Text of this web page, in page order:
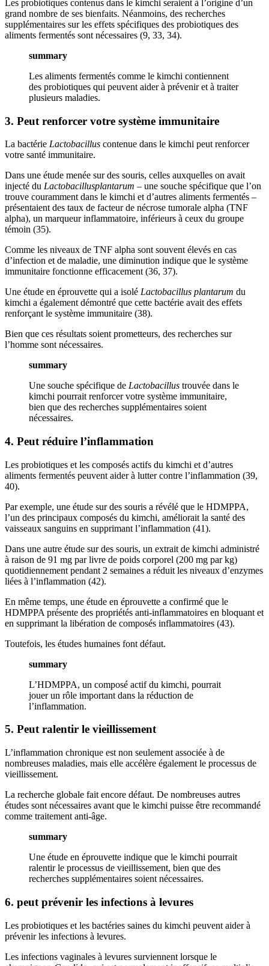
Les probiotiques contenus dans le kimchi seraient à l’origine d’un
grand nombre de ses bienfaits. Néanmoins, des recherches
supplémentaires sur les effets spécifiques des probiotiques des
aliments fermentés sont nécessaires (9, 33, 34).
summary
Les aliments fermentés comme le kimchi contiennent
des probiotiques qui peuvent aider à prévenir et à traiter
plusieurs maladies.
3. Peut renforcer votre système immunitaire
La bactérie Lactobacillus contenue dans le kimchi peut renforcer
votre santé immunitaire.
Dans une étude menée sur des souris, celles auxquelles on avait
injecté du Lactobacillusplantarum – une souche spécifique que l’on
trouve couramment dans le kimchi et d’autres aliments fermentés –
présentaient des taux de facteur de nécrose tumorale alpha (TNF
alpha), un marqueur inflammatoire, inférieurs à ceux du groupe
témoin (35).
Comme les niveaux de TNF alpha sont souvent élevés en cas
d’infection et de maladie, une diminution indique que le système
immunitaire fonctionne efficacement (36, 37).
Une étude en éprouvette qui a isolé Lactobacillus plantarum du
kimchi a également démontré que cette bactérie avait des effets
renforçant le système immunitaire (38).
Bien que ces résultats soient prometteurs, des recherches sur
l’homme sont nécessaires.
summary
Une souche spécifique de Lactobacillus trouvée dans le
kimchi pourrait renforcer votre système immunitaire,
bien que des recherches supplémentaires soient
nécessaires.
4. Peut réduire l’inflammation
Les probiotiques et les composés actifs du kimchi et d’autres
aliments fermentés peuvent aider à lutter contre l’inflammation (39,
40).
Par exemple, une étude sur des souris a révélé que le HDMPPA,
l’un des principaux composés du kimchi, améliorait la santé des
vaisseaux sanguins en supprimant l’inflammation (41).
Dans une autre étude sur des souris, un extrait de kimchi administré
à raison de 91 mg par livre de poids corporel (200 mg par kg)
quotidiennement pendant 2 semaines a réduit les niveaux d’enzymes
liées à l’inflammation (42).
En même temps, une étude en éprouvette a confirmé que le
HDMPPA présente des propriétés anti-inflammatoires en bloquant et
en supprimant la libération de composés inflammatoires (43).
Toutefois, les études humaines font défaut.
summary
L’HDMPPA, un composé actif du kimchi, pourrait
jouer un rôle important dans la réduction de
l’inflammation.
5. Peut ralentir le vieillissement
L’inflammation chronique est non seulement associée à de
nombreuses maladies, mais elle accélère également le processus de
vieillissement.
La recherche globale fait encore défaut. De nombreuses autres
études sont nécessaires avant que le kimchi puisse être recommandé
comme traitement anti-âge.
summary
Une étude en éprouvette indique que le kimchi pourrait
ralentir le processus de vieillissement, bien que des
recherches supplémentaires soient nécessaires.
6. peut prévenir les infections à levures
Les probiotiques et les bactéries saines du kimchi peuvent aider à
prévenir les infections à levures.
Les infections vaginales à levures surviennent lorsque le